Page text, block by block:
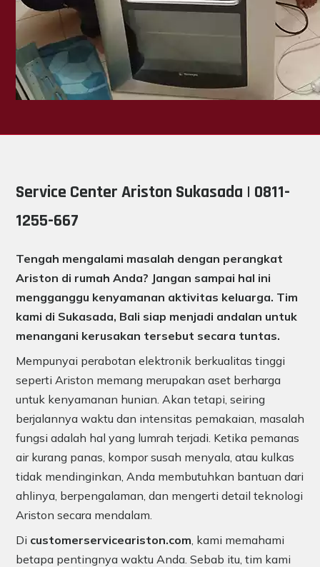
Service Center Ariston Sukasada | 0811-
1255-667
Tengah mengalami masalah dengan perangkat
Ariston di rumah Anda? Jangan sampai hal ini
mengganggu kenyamanan aktivitas keluarga. Tim
kami di Sukasada, Bali siap menjadi andalan untuk
menangani kerusakan tersebut secara tuntas.
Mempunyai perabotan elektronik berkualitas tinggi
seperti Ariston memang merupakan aset berharga
untuk kenyamanan hunian. Akan tetapi, seiring
berjalannya waktu dan intensitas pemakaian, masalah
fungsi adalah hal yang lumrah terjadi. Ketika pemanas
air kurang panas, kompor susah menyala, atau kulkas
tidak mendinginkan, Anda membutuhkan bantuan dari
ahlinya, berpengalaman, dan mengerti detail teknologi
Ariston secara mendalam.
Di customerserviceariston.com , kami memahami
betapa pentingnya waktu Anda. Sebab itu, tim kami